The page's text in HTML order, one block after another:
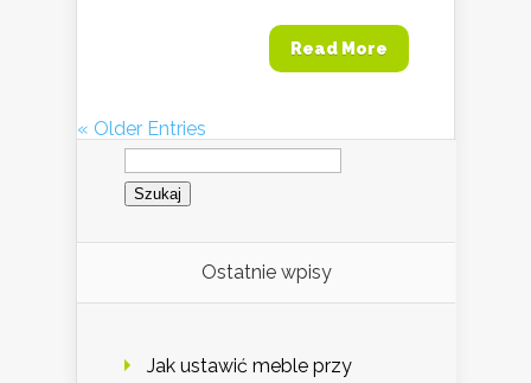
Read More
« Older Entries
Szukaj:
Ostatnie wpisy
Jak ustawić meble przy